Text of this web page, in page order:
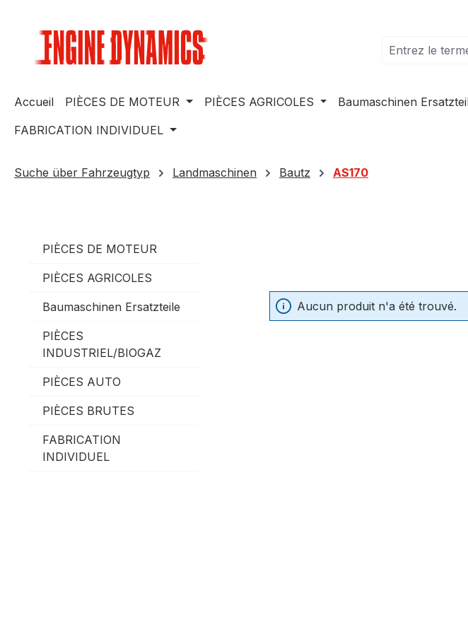
Accueil PIÈCES DE MOTEUR PIÈCES AGRICOLES Baumaschinen
FABRICATION INDIVIDUEL
Suche über Fahrzeugtyp Landmaschinen Bautz AS170
PIÈCES DE MOTEUR
PIÈCES AGRICOLES
Baumaschinen Ersatzteile
PIÈCES
INDUSTRIEL/BIOGAZ
PIÈCES AUTO
PIÈCES BRUTES
FABRICATION
INDIVIDUEL
Aucun produit n'a été trouvé.